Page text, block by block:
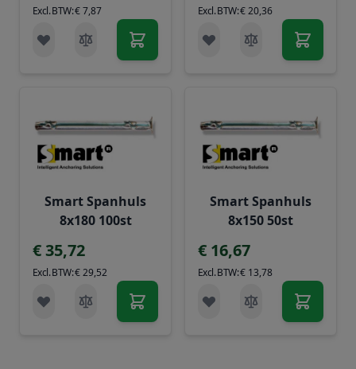
€ 7,87 € 20,36
Smart Spanhuls
8x180 100st
€ 35,72
€ 29,52
Smart Spanhuls
8x150 50st
€ 16,67
€ 13,78